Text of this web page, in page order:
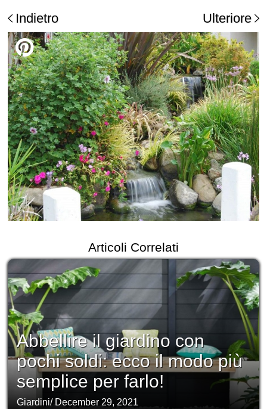
Indietro Ulteriore
Articoli Correlati
Abbellire il giardino con
pochi soldi: ecco il modo più
semplice per farlo!
Giardini/ December 29, 2021